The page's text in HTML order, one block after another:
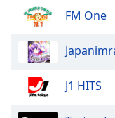
FM One
J1 HITS